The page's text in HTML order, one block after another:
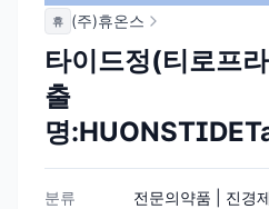
휴 (주)휴온스
타이드정(티로프
출
명
분류
전문의약품 | 진경